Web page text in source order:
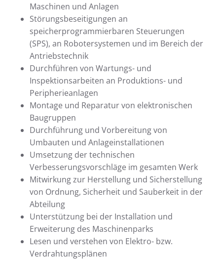
Maschinen und Anlagen
Störungsbeseitigungen an
speicherprogrammierbaren Steuerungen
(SPS), an Robotersystemen und im Bereich der
Antriebstechnik
Durchführen von Wartungs- und
Inspektionsarbeiten an Produktions- und
Peripherieanlagen
Montage und Reparatur von elektronischen
Baugruppen
Durchführung und Vorbereitung von
Umbauten und Anlageinstallationen
Umsetzung der technischen
Verbesserungsvorschläge im gesamten Werk
Mitwirkung zur Herstellung und Sicherstellung
von Ordnung, Sicherheit und Sauberkeit in der
Abteilung
Unterstützung bei der Installation und
Erweiterung des Maschinenparks
Lesen und verstehen von Elektro- bzw.
Verdrahtungsplänen